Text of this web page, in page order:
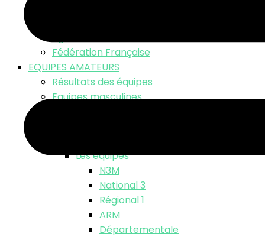
Fédération Française
EQUIPES AMATEURS
Résultats des équipes
Equipes masculines
Les équipes
N3M
National 3
Régional 1
ARM
Départementale